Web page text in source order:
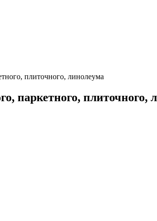
плиточного, линолеума
паркетного, плиточного,